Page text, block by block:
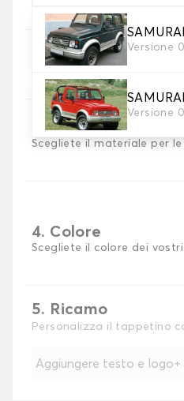
SAMURAI
Versione
SAMURAI
Versione
2. Set di coperture
3. Materiale
Scegliete il materiale per
4. Colore
Scegliete il colore dei
5. Ricamo
Personalizza il tappetino
Aggiungere testo e logo